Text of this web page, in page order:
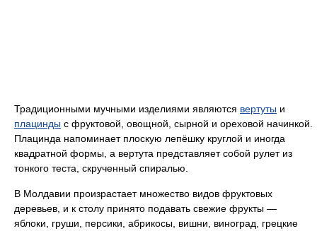
Традиционными мучными изделиями являются вертуты и
плацинды с фруктовой, овощной, сырной и ореховой начинкой.
Плацинда напоминает плоскую лепёшку круглой и иногда
квадратной формы, а вертута представляет собой рулет из
тонкого теста, скрученный спиралью.
В Молдавии произрастает множество видов фруктовых
деревьев, и к столу принято подавать свежие фрукты —
яблоки, груши, персики, абрикосы, вишни, виноград, грецкие